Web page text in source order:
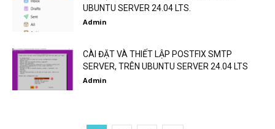
UBUNTU SERVER 24.04 LTS.
Admin
CÀI ĐẶT VÀ THIẾT LẬP POSTFIX SMTP
SERVER, TRÊN UBUNTU SERVER 24.04 LTS
Admin